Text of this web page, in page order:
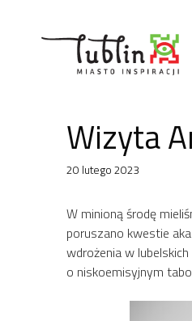
Wizyta
20 lutego 2023
W minioną środę
poruszano kwestie
wdrożenia w
o niskoemisyjnym